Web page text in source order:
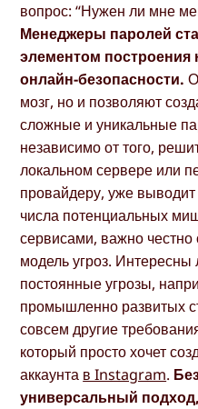
вопрос: “Нужен ли мне
Менеджеры паролей
элементом
онлайн-безопасности.
мозг, но и позволяют
сложные и уникальные
независимо от того,
локальном сервере или
провайдеру, уже
числа потенциальных
сервисами, важно
модель угроз.
постоянные угрозы,
промышленно развитых
совсем другие
который просто хочет
аккаунта в Instagram.
универсальный